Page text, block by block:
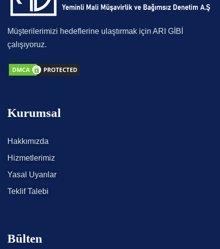
Müşterilerimizi hedeflerine ulaştırmak için ARI GİBİ
çalışıyoruz.
Kurumsal
Hakkımızda
Hizmetlerimiz
Yasal Uyarılar
Teklif Talebi
Bülten